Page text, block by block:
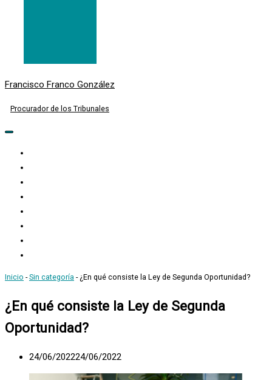
Francisco Franco González
Procurador de los Tribunales
Menú
navegación
Inicio -Sin categoría - ¿En qué consiste la Ley de Segunda Oportunidad?
¿En qué consiste la Ley de Segunda
Oportunidad?
24/06/202224/06/2022